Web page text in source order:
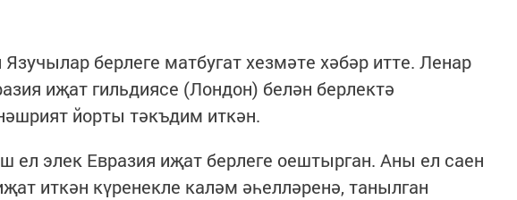
берлеге матбугат хезмәте хәбәр итте. Ленар
иҗат гильдиясе (Лондон) белән берлектә
йорты тәкъдим иткән.
ел элек Евразия иҗат берлеге оештырган. Аны ел саен
иткән күренекле каләм әһелләренә, танылган